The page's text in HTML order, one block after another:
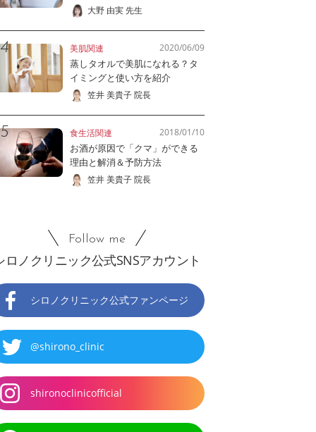
大野 由実 先生
美肌関連 2020/06/09
蒸しタオルで美肌になれる？タ
イミングと使い方を紹介
笠井 美貴子 院長
食生活関連 2018/01/10
お酒が原因で「クマ」ができる
理由と解消＆予防方法
笠井 美貴子 院長
Follow me
ロノクリニック公式SNSアカウント
シロノクリニック公式ファンページ
@shirono_clinic
shironoclinicofficial